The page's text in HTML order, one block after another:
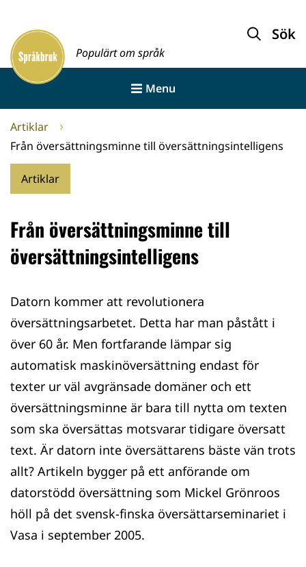
innehållet
Framsida
Populärt om språk
Sök
Menu
Artiklar
Från översättningsminne till översättningsintelligens
Artiklar
Från översättningsminne till
översättningsintelligens
Datorn kommer att revolutionera
översättningsarbetet. Detta har man påstått i
över 60 år. Men fortfarande lämpar sig
automatisk maskinöversättning endast för
texter ur väl avgränsade domäner och ett
översättningsminne är bara till nytta om texten
som ska översättas motsvarar tidigare översatt
text. Är datorn inte översättarens bäste vän trots
allt? Artikeln bygger på ett anförande om
datorstödd över­sättning som Mickel Grönroos
höll på det svensk-finska översättarseminariet i
Vasa i september 2005.